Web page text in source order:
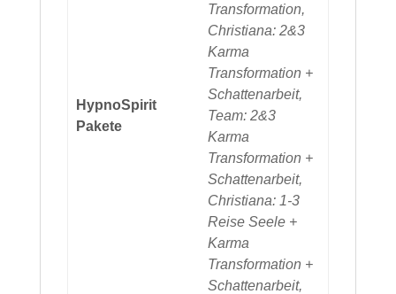
HypnoSpirit
Pakete
Transformation,
Christiana: 2&3
Karma
Transformation +
Schattenarbeit,
Team: 2&3
Karma
Transformation +
Schattenarbeit,
Christiana: 1-3
Reise Seele +
Karma
Transformation +
Schattenarbeit,